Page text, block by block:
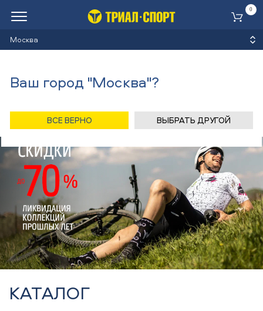
Москва
0
КАТАЛОГ
Ваш город "Москва"?
ВСЕ ВЕРНО ВЫБРАТЬ ДРУГОЙ